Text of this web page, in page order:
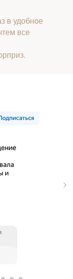
в удобное
все